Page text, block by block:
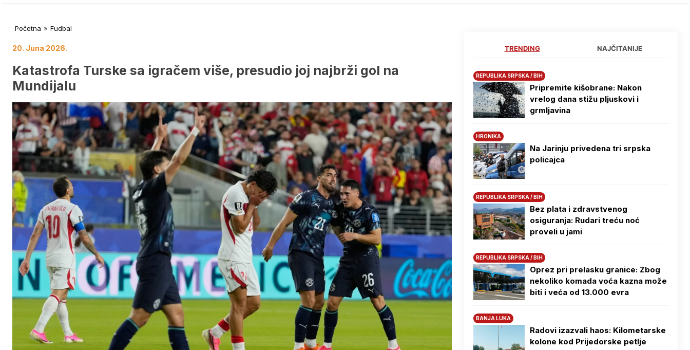
Početna » Fudbal
20. Juna 2026.
Katastrofa Turske sa igračem više, presudio joj najbrži gol na
Mundijalu
TRENDING NAJČITANIJE
REPUBLIKA SRPSKA / BIH
Pripremite kišobrane: Nakon
vrelog dana stižu pljuskovi i
grmljavina
HRONIKA
Na Јarinju privedena tri srpska
policajca
REPUBLIKA SRPSKA / BIH
Bez plata i zdravstvenog
osiguranja: Rudari treću noć
proveli u jami
REPUBLIKA SRPSKA / BIH
Oprez pri prelasku granice: Zbog
nekoliko komada voća kazna može
biti i veća od 13.000 evra
BANJA LUKA
Radovi izazvali haos: Kilometarske
kolone kod Prijedorske petlje